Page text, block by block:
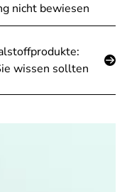
nicht bewiesen
wissen sollten